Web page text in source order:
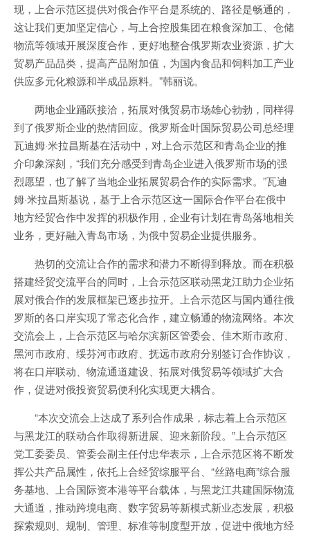
现，上合示范区提供对俄合作平台是系统的、路径是畅通的，
这让我们更加坚定信心，与上合控股集团在粮食深加工、仓储
物流等领域开展深度合作，更好地整合俄罗斯农业资源，扩大
贸易产品品类，提高产品附加值，为国内食品和饲料加工产业
供应多元化粮源和半成品原料。”韩丽说。
两地企业踊跃接洽，拓展对俄贸易市场雄心勃勃，同样得
到了俄罗斯企业的热情回应。俄罗斯金叶国际贸易公司总经理
瓦迪姆·米拉昌斯基在活动中，对上合示范区和青岛企业的推
介印象深刻，“我们充分感受到青岛企业进入俄罗斯市场的强
烈愿望，也了解了当地企业拓展贸易合作的实际需求。”瓦迪
姆·米拉昌斯基说，基于上合示范区这一国际合作平台在俄中
地方经贸合作中发挥的积极作用，企业有计划在青岛落地相关
业务，更好融入青岛市场，为俄中贸易企业提供服务。
热切的交流让合作的需求和潜力不断得到释放。而在积极
搭建经贸交流平台的同时，上合示范区联动黑龙江助力企业拓
展对俄合作的发展框架已逐步拉开。上合示范区与国内通往俄
罗斯的各口岸实现了常态化合作，建立畅通的物流网络。本次
交流会上，上合示范区与哈尔滨新区管委会、佳木斯市政府、
黑河市政府、绥芬河市政府、抚远市政府分别签订合作协议，
将在口岸联动、物流通道建设、拓展对俄贸易等领域扩大合
作，促进对俄投资贸易便利化实现更大耦合。
“本次交流会上达成了系列合作成果，标志着上合示范区
与黑龙江的联动合作取得新进展、迎来新阶段。”上合示范区
党工委委员、管委会副主任付忠华表示，上合示范区将不断发
挥公共产品属性，依托上合经贸综服平台、“丝路电商”综合服
务基地、上合国际资本港等平台载体，与黑龙江共建国际物流
大通道，推动跨境电商、数字贸易等新模式新业态发展，积极
探索规则、规制、管理、标准等制度型开放，促进中俄地方经